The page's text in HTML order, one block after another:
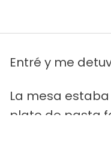
Entré y me
La mesa
plato de pasta